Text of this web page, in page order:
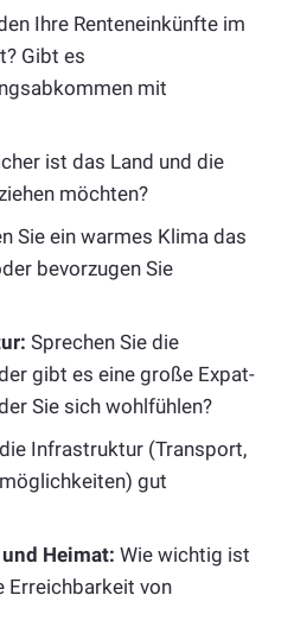
Ihre Renteneinkünfte im
Gibt es
mit
ist das Land und die
möchten?
Sie ein warmes Klima das
bevorzugen Sie
Sprechen Sie die
gibt es eine große Expat-
Sie sich wohlfühlen?
Infrastruktur (Transport,
gut
Heimat: Wie wichtig ist
Erreichbarkeit von